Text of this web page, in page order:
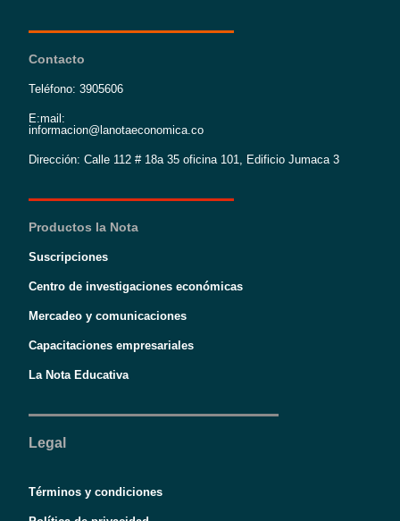
Contacto
Teléfono: 3905606
E:mail:
informacion@lanotaeconomica.co
Dirección: Calle 112 # 18a 35 oficina 101, Edificio Jumaca 3
Productos la Nota
Suscripciones
Centro de investigaciones económicas
Mercadeo y comunicaciones
Capacitaciones empresariales
La Nota Educativa
Legal
Términos y condiciones